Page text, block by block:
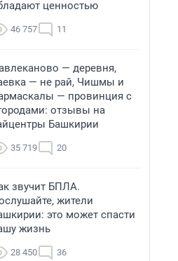
ценностью
46 757 11
— деревня,
— не рай, Чишмы и
— провинция с
отзывы на
Башкирии
35 719 20
звучит БПЛА.
жители
это может спасти
жизнь
28 450 36